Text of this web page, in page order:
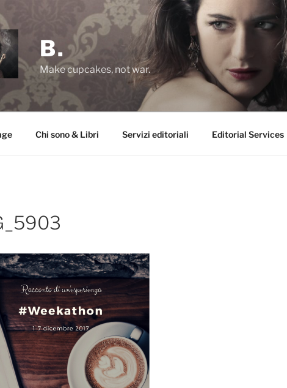
B.
Make cupcakes, not war.
Chi sono & Libri Servizi editoriali Editorial Services